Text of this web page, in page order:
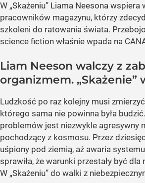
W „Skażeniu” Liama Neesona wspiera
pracowników magazynu, którzy
szkoleni do ratowania świata.
science fiction właśnie wpada na
Liam Neeson walczy z
organizmem. „Skażenie”
Ludzkość po raz kolejny musi
którego sama nie powinna była
problemów jest niezwykle agresywny
pochodzący z kosmosu. Przez
uśpiony pod ziemią, aż awaria
sprawiła, że warunki przestały być
W „Skażeniu” do walki z